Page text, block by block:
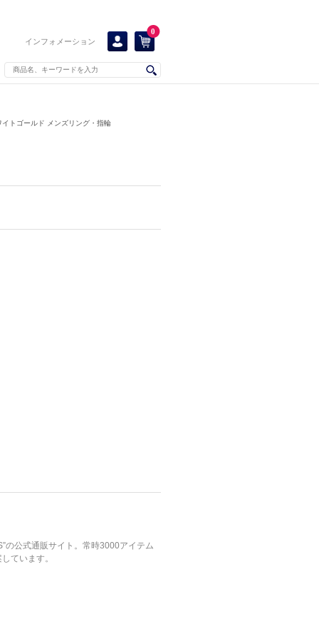
インフォメーション
0
イトゴールド メンズリング・指輪
の公式通販サイト。常時3000アイテム
ています。